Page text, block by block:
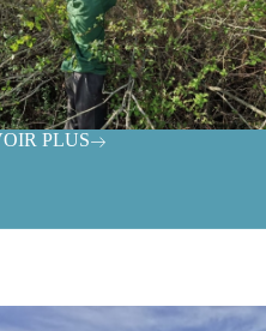
PLUS